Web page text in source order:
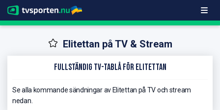
Elitettan på TV & Stream
Fullständig TV-Tablå för Elitettan
Se alla kommande sändningar av Elitettan på TV och stream
nedan.